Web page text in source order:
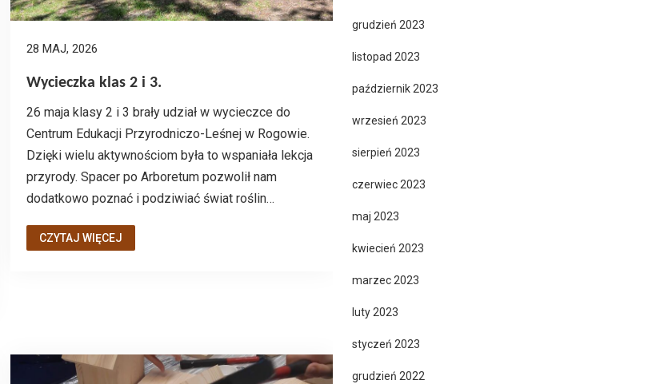
28 MAJ, 2026
Wycieczka klas 2 i 3.
26 maja klasy 2 i 3 brały udział w wycieczce do
Centrum Edukacji Przyrodniczo-Leśnej w Rogowie.
Dzięki wielu aktywnościom była to wspaniała lekcja
przyrody. Spacer po Arboretum pozwolił nam
dodatkowo poznać i podziwiać świat roślin…
CZYTAJ WIĘCEJ
grudzień 2023
listopad 2023
październik 2023
wrzesień 2023
sierpień 2023
czerwiec 2023
maj 2023
kwiecień 2023
marzec 2023
luty 2023
styczeń 2023
grudzień 2022